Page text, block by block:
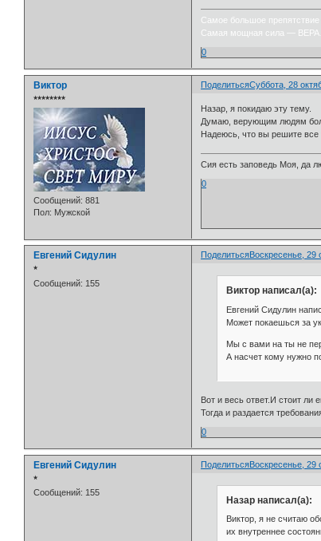
Самое большое
Самая мощная сила —
0
ПоделитьсяСуббота, 28
Виктор
⭒⭒⭒⭒⭒⭒⭒⭒
Сообщений: 881
Пол: Мужской
Назар, я покидаю эту тему.
Думаю, верующим людям
Надеюсь, что вы решите все
Сия есть заповедь Моя, да
0
ПоделитьсяВоскресенье, 29
Евгений Сидулин
⭒
Сообщений: 155
Виктор написал(а):
Евгений Сидулин
Может покаешься за
Мы с вами на ты не
А насчет кому нужно
Вот и весь ответ.И стоит ли
Тогда и раздается
0
ПоделитьсяВоскресенье, 29
Евгений Сидулин
⭒
Сообщений: 155
Назар написал(а):
Виктор, я не считаю
их внутреннее